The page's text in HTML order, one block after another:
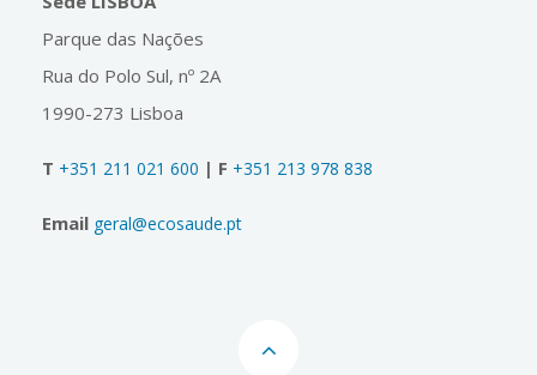
Parque das Nações
Rua do Polo Sul, nº 2A
1990-273 Lisboa
T +351 211 021 600 | F +351 213 978 838
Email geral@ecosaude.pt